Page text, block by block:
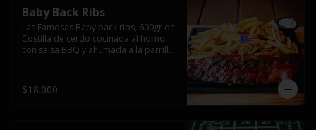
Baby Back Ribs
Las Famosas Baby back ribs, 600gr de
Costilla de cerdo cocinada al horno
con salsa BBQ y ahumada a la parrilla
$18.000